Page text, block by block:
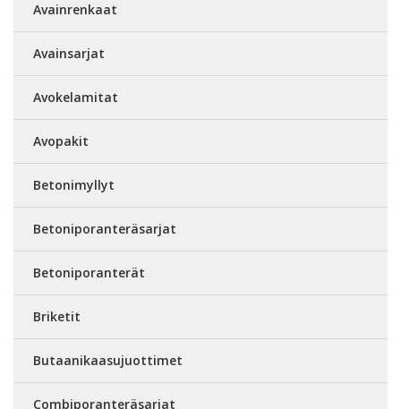
Avainrenkaat
Avainsarjat
Avokelamitat
Avopakit
Betonimyllyt
Betoniporanteräsarjat
Betoniporanterät
Briketit
Butaanikaasujuottimet
Combiporanteräsarjat